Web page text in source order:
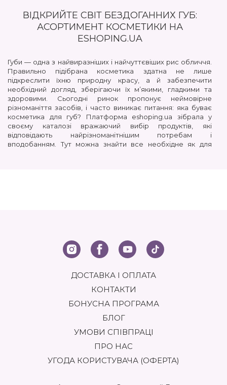
ВІДКРИЙТЕ СВІТ БЕЗДОГАННИХ ГУБ:
АСОРТИМЕНТ КОСМЕТИКИ НА
ESHOPING.UA
Губи — одна з найвиразніших і найчуттєвіших рис обличчя.
Правильно підібрана косметика здатна не лише
підкреслити їхню природну красу, а й забезпечити
необхідний догляд, зберігаючи їх м’якими, гладкими та
здоровими. Сьогодні ринок пропонує неймовірне
різноманіття засобів, і часто виникає питання: яка буває
косметика для губ? Платформа eshoping.ua зібрала у
своєму каталозі вражаючий вибір продуктів, які
відповідають найрізноманітнішим потребам і
вподобанням. Тут можна знайти все необхідне як для
декоративну косметику та засоби для догляду.
Декоративна косметика призначена для надання кольору,
об’єму, блиску та чіткого контуру. До неї належать помади,
спрямована на живлення, зволоження, захист і
сироватки. На eshoping.ua представлені якісні продукти з
обох категорій від перевірених брендів, доступних на
Розглядаючи декоративні засоби, важливо розуміти, які
продукти потрібні для макіяжу губ? Вибір залежить від
бажаного результату. Класична помада — універсальний
варіант. На eshoping.ua можна знайти помади з різними
сатинові — для легкого сяйва та комфорту, кремові — для
ДОСТАВКА І ОПЛАТА
КОНТАКТИ
БОНУСНА ПРОГРАМА
БЛОГ
УМОВИ СПІВПРАЦІ
ПРО НАС
УГОДА КОРИСТУВАЧА (ОФЕРТА)